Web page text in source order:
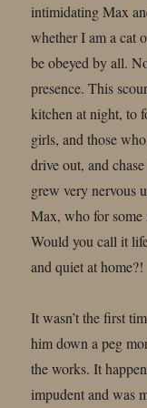
intimidating Max
whether I am a cat
be obeyed by all.
presence. This
kitchen at night, to
girls, and those
drive out, and
grew very nervous
Max, who for some
Would you call it
and quiet at home?!
It wasn’t the first
him down a peg
the works. It
impudent and was